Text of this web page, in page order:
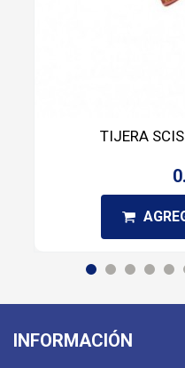
TIJERA
INFORMACIÓN